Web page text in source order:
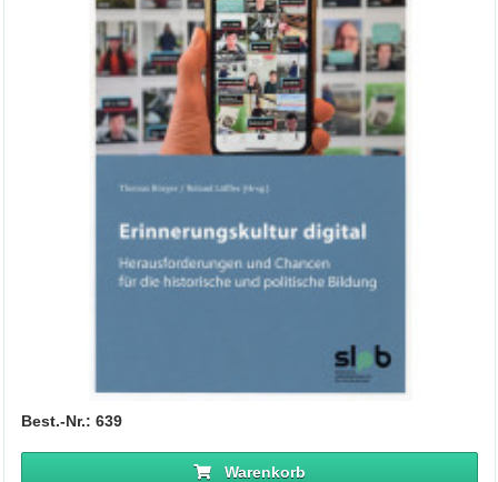
Best.-Nr.: 639
Warenkorb